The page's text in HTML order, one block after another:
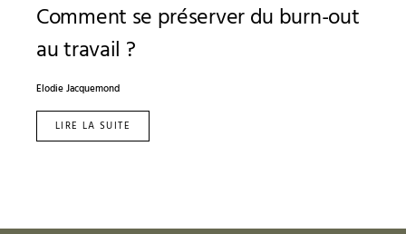
Comment se préserver du burn-out
au travail ?
Elodie Jacquemond
LIRE LA SUITE